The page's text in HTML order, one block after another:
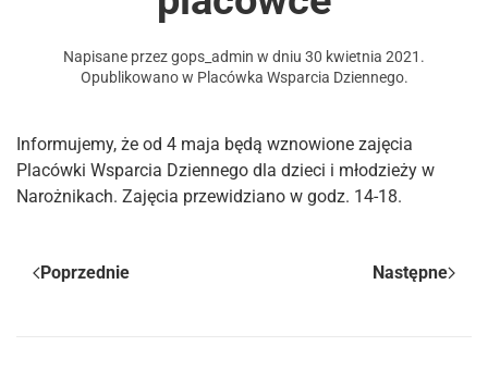
Napisane przezgops_admin w dniu 30 kwietnia 2021 .
Opublikowano w Placówka Wsparcia Dziennego.
Informujemy, że od 4 maja będą wznowione zajęcia
Placówki Wsparcia Dziennego dla dzieci i młodzieży w
Narożnikach. Zajęcia przewidziano w godz. 14-18.
Poprzednie Następne